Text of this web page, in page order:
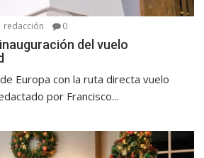
redacción 0
del vuelo
Europa con la ruta directa vuelo
por Francisco...